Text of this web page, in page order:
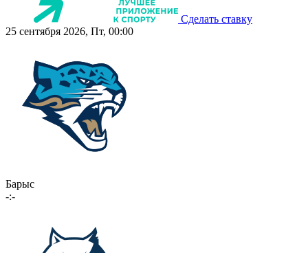
Сделать ставку
25 сентября 2026, Пт, 00:00
Барыс
-:-